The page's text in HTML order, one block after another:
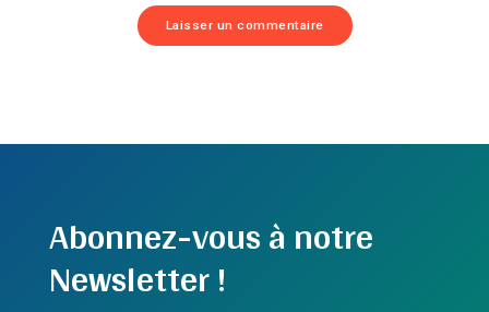
Abonnez-vous à notre
Newsletter !